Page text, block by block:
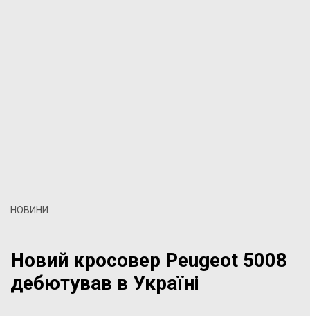
НОВИНИ
Новий кросовер Peugeot 5008
дебютував в Україні